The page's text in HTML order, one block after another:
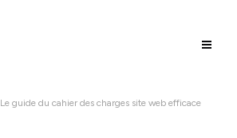
Le guide du cahier des charges site web efficace